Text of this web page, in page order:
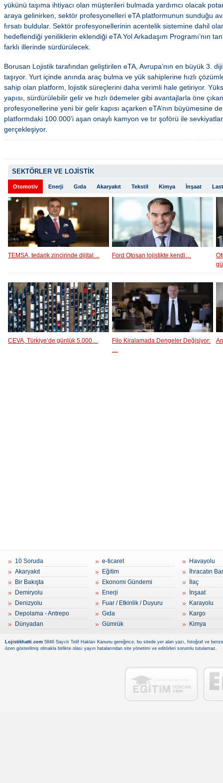
yükünü taşıma ihtiyacı olan müşterileri bulmada yardımcı olacak
araya gelinirken, sektör profesyonelleri eTA platformunun sunduğu
fırsatı buldular. Sektör profesyonellerinin acentelik sistemine dahil
hedeflendiği yeniliklerin eklendiği eTA Yol Arkadaşım Programı’nın
farklı illerinde sürdürülecek.
Borusan Lojistik tarafından geliştirilen eTA, Avrupa’nın en büyük 3.
taşıyor. Yurt içinde anında araç bulma ve yük sahiplerine hızlı
sahip olan platform, lojistik süreçlerini daha verimli hale getiriyor.
yapısı, sürdürülebilir gelir ve hızlı ödemeler gibi avantajlarla öne
profesyonellerine yeni bir gelir kapısı açarken eTA’nın büyümesine
platformdaki 100.000’i aşan onaylı kamyon ve tır şoförü ile
gerçekleşiyor.
SEKTÖRLER VE LOJİSTİK
Otomotiv Enerji Gıda Akaryakıt Tekstil Kimya İnşaat
TEMSA, tedarik zincirinde dijital… Ford Otosan lojistikte kendi…
CEVA, Türkiye’de günlük 5.000…
Filo Kiralamada Dengeler Değişiyor:
…
10 Soruda
Akaryakıt
Bir Bakışta
Demiryolu
Denizyolu
Depolama - Antrepo
Dünyadan
e-ticaret
Eğitim
Ekonomi Gündemi
Enerji
Fuar / Etkinlik / Duyuru
Gıda
Gümrük
Havayolu
İhracatın
İlaç
İnşaat
Karayolu
Kargo
Kimya
Lojistikhatti.com 5846 Sayıılı Telif Hakları Kanunu gereğince, bu sitede yer alan yazı, fotoğraf ve
özen gösterilmiş olmakla birlikte olası yayın hatalarından site yönetimi ve editörleri sorumlu tutulamaz.